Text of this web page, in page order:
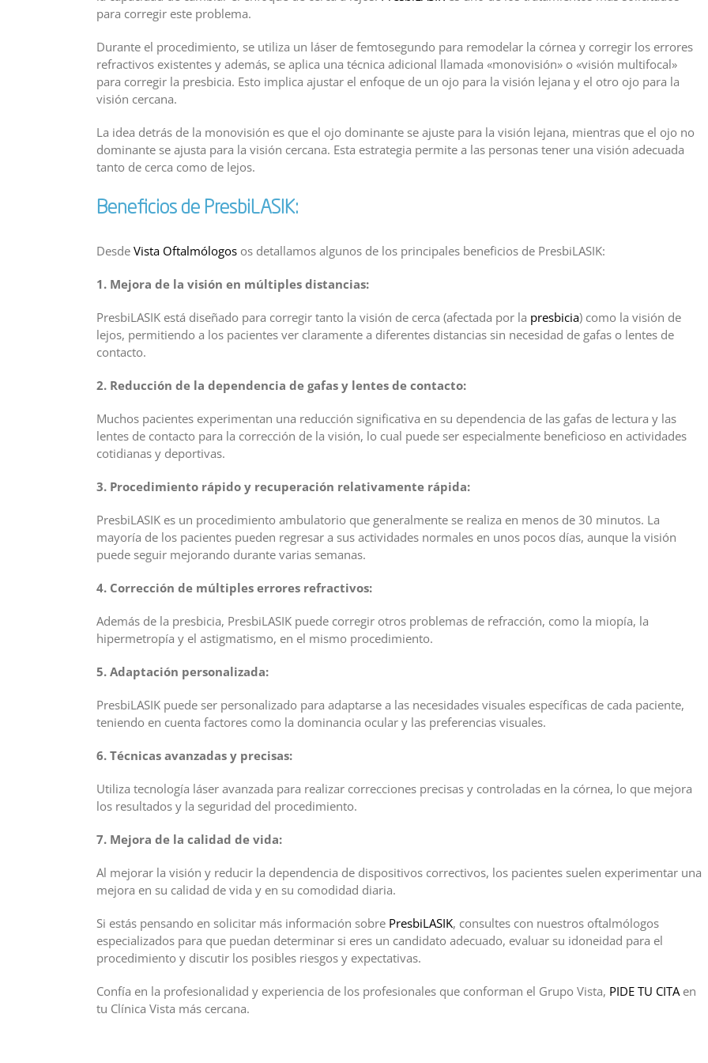
para corregir este problema.
Durante el procedimiento, se utiliza un láser de femtosegundo para remodelar la córnea y corregir los errores
refractivos existentes y además, se aplica una técnica adicional llamada «monovisión» o «visión multifocal»
para corregir la presbicia. Esto implica ajustar el enfoque de un ojo para la visión lejana y el otro ojo para la
visión cercana.
La idea detrás de la monovisión es que el ojo dominante se ajuste para la visión lejana, mientras que el ojo no
dominante se ajusta para la visión cercana. Esta estrategia permite a las personas tener una visión adecuada
tanto de cerca como de lejos.
Beneficios de PresbiLASIK:
Desde Vista Oftalmólogos os detallamos algunos de los principales beneficios de PresbiLASIK:
1. Mejora de la visión en múltiples distancias:
PresbiLASIK está diseñado para corregir tanto la visión de cerca (afectada por la presbicia) como la visión de
lejos, permitiendo a los pacientes ver claramente a diferentes distancias sin necesidad de gafas o lentes de
contacto.
2. Reducción de la dependencia de gafas y lentes de contacto:
Muchos pacientes experimentan una reducción significativa en su dependencia de las gafas de lectura y las
lentes de contacto para la corrección de la visión, lo cual puede ser especialmente beneficioso en actividades
cotidianas y deportivas.
3. Procedimiento rápido y recuperación relativamente rápida:
PresbiLASIK es un procedimiento ambulatorio que generalmente se realiza en menos de 30 minutos. La
mayoría de los pacientes pueden regresar a sus actividades normales en unos pocos días, aunque la visión
puede seguir mejorando durante varias semanas.
4. Corrección de múltiples errores refractivos:
Además de la presbicia, PresbiLASIK puede corregir otros problemas de refracción, como la miopía, la
hipermetropía y el astigmatismo, en el mismo procedimiento.
5. Adaptación personalizada:
PresbiLASIK puede ser personalizado para adaptarse a las necesidades visuales específicas de cada paciente,
teniendo en cuenta factores como la dominancia ocular y las preferencias visuales.
6. Técnicas avanzadas y precisas:
Utiliza tecnología láser avanzada para realizar correcciones precisas y controladas en la córnea, lo que mejora
los resultados y la seguridad del procedimiento.
7. Mejora de la calidad de vida:
Al mejorar la visión y reducir la dependencia de dispositivos correctivos, los pacientes suelen experimentar una
mejora en su calidad de vida y en su comodidad diaria.
Si estás pensando en solicitar más información sobre PresbiLASIK, consultes con nuestros oftalmólogos
especializados para que puedan determinar si eres un candidato adecuado, evaluar su idoneidad para el
procedimiento y discutir los posibles riesgos y expectativas.
Confía en la profesionalidad y experiencia de los profesionales que conforman el Grupo Vista, PIDE TU CITAen
tu Clínica Vista más cercana.